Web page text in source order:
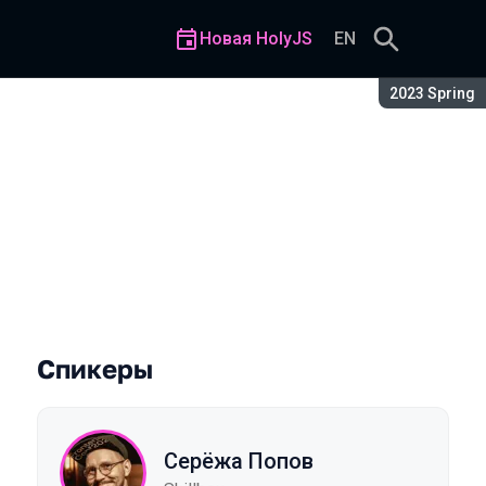
Сезон:
2023 Spring
Новая HolyJS EN
Спикеры
Серёжа Попов